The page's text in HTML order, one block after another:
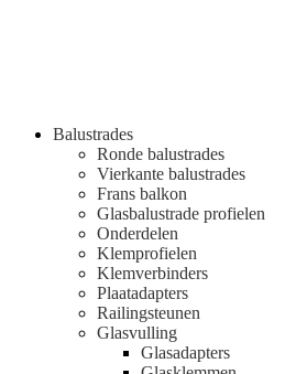
Balustrades
Ronde balustrades
Vierkante balustrades
Frans balkon
Glasbalustrade profielen
Onderdelen
Klemprofielen
Klemverbinders
Plaatadapters
Railingsteunen
Glasvulling
Glasadapters